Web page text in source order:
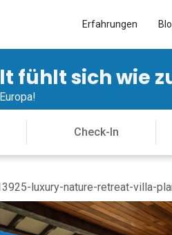
Erfahrungen
fühlt sich wie
luxury-nature-retreat-villa-